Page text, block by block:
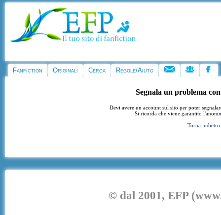
Fanfiction Originali Cerca Regole/Aiuto
Segnala un problema
Devi avere un account sul sito per poter
Si ricorda che viene garantito
Torna indietro
© dal 2001, EFP